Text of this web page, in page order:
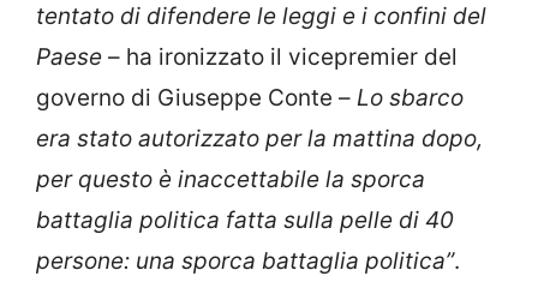
tentato di difendere le leggi e i confini del
Paese – ha ironizzato il vicepremier del
governo di Giuseppe Conte – Lo sbarco
era stato autorizzato per la mattina dopo,
per questo è inaccettabile la sporca
battaglia politica fatta sulla pelle di 40
persone: una sporca battaglia politica”.